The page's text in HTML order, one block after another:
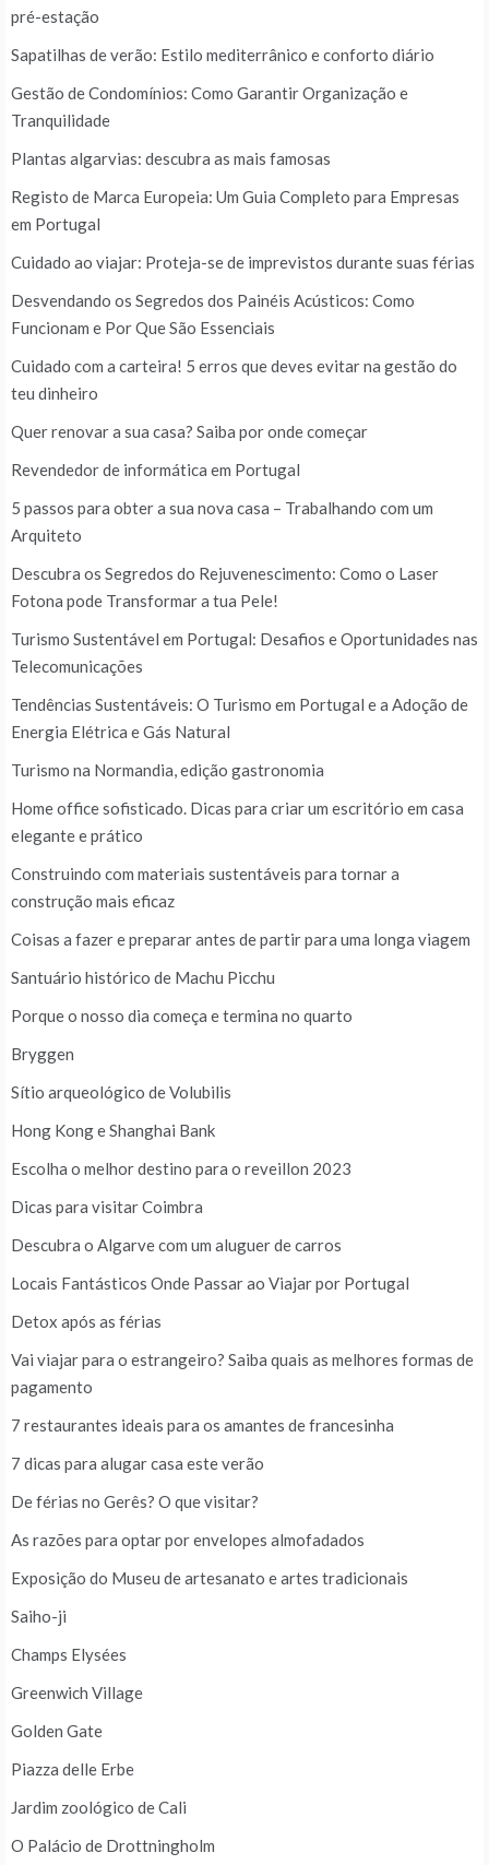
pré-estação
Sapatilhas de verão: Estilo mediterrânico e conforto diário
Gestão de Condomínios: Como Garantir Organização e
Tranquilidade
Plantas algarvias: descubra as mais famosas
Registo de Marca Europeia: Um Guia Completo para Empresas
em Portugal
Cuidado ao viajar: Proteja-se de imprevistos durante suas férias
Desvendando os Segredos dos Painéis Acústicos: Como
Funcionam e Por Que São Essenciais
Cuidado com a carteira! 5 erros que deves evitar na gestão do
teu dinheiro
Quer renovar a sua casa? Saiba por onde começar
Revendedor de informática em Portugal
5 passos para obter a sua nova casa – Trabalhando com um
Arquiteto
Descubra os Segredos do Rejuvenescimento: Como o Laser
Fotona pode Transformar a tua Pele!
Turismo Sustentável em Portugal: Desafios e Oportunidades nas
Telecomunicações
Tendências Sustentáveis: O Turismo em Portugal e a Adoção de
Energia Elétrica e Gás Natural
Turismo na Normandia, edição gastronomia
Home office sofisticado. Dicas para criar um escritório em casa
elegante e prático
Construindo com materiais sustentáveis para tornar a
construção mais eficaz
Coisas a fazer e preparar antes de partir para uma longa viagem
Santuário histórico de Machu Picchu
Porque o nosso dia começa e termina no quarto
Bryggen
Sítio arqueológico de Volubilis
Hong Kong e Shanghai Bank
Escolha o melhor destino para o reveillon 2023
Dicas para visitar Coimbra
Descubra o Algarve com um aluguer de carros
Locais Fantásticos Onde Passar ao Viajar por Portugal
Detox após as férias
Vai viajar para o estrangeiro? Saiba quais as melhores formas de
pagamento
7 restaurantes ideais para os amantes de francesinha
7 dicas para alugar casa este verão
De férias no Gerês? O que visitar?
As razões para optar por envelopes almofadados
Exposição do Museu de artesanato e artes tradicionais
Saiho-ji
Champs Elysées
Greenwich Village
Golden Gate
Piazza delle Erbe
Jardim zoológico de Cali
O Palácio de Drottningholm